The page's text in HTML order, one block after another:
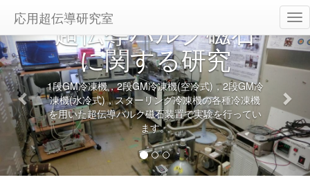
応用超伝導研究室
超伝導バルク磁石
に関する研究
1段GM冷凍機，2段GM冷凍機(空冷式)，2段GM冷
凍機(水冷式)，スターリング冷凍機の各種冷凍機
を用いた超伝導バルク磁石装置で実験を行ってい
ます。
Previous